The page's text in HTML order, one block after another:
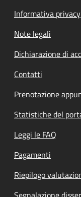
Informativa privacy
Note legali
Dichiarazione di
Contatti
Prenotazione
Statistiche del
Leggi le FAQ
Pagamenti
Riepilogo